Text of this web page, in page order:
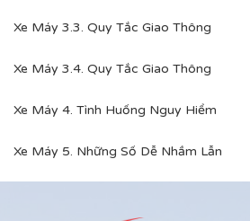
Xe Máy 3.3. Quy Tắc Giao Thông
Xe Máy 3.4. Quy Tắc Giao Thông
Xe Máy 4. Tình Huống Nguy Hiểm
Xe Máy 5. Những Số Dễ Nhầm Lẫn